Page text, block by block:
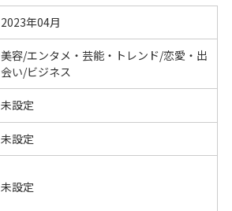
2023年04月
美容/エンタメ・芸能・トレンド/恋愛・出
会い/ビジネス
未設定
未設定
未設定